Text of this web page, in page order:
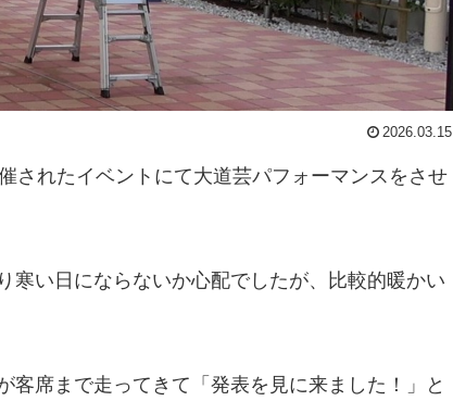
2026.03.15
されたイベントにて大道芸パフォーマンスをさせ
寒い日にならないか心配でしたが、比較的暖かい
席まで走ってきて「発表を見に来ました！」と